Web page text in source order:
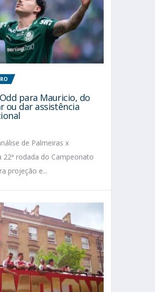
para Mauricio, do
ou dar assistência
de Palmeiras x
rodada do Campeonato
projeção e...